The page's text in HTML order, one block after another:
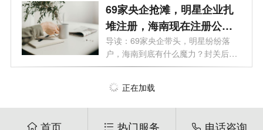
69家央企抢滩，明星企业扎
堆注册，海南现在注册公司
好处有哪些？
导读：69家央企带头，明星纷纷落
户，海南到底有什么魔力？封关后普
通人还...
正在加载
首页 热门服务 电话咨询